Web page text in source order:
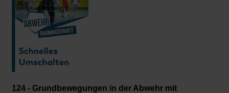
124 - Grundbewegungen in der Abwehr mit